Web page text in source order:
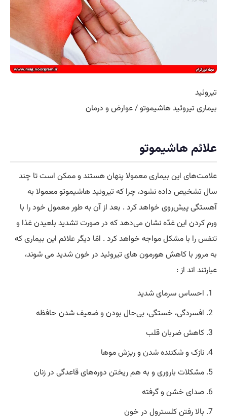
تیروئید
بیماری تیروئید هاشیموتو / عوارض و درمان
علائم هاشیموتو
علامت‌های این بیماری معمولا پنهان هستند و ممکن است تا چند
سال تشخیص داده نشود، چرا که تیروئید هاشیموتو معمولا به
آهستگی پیش‌روی خواهد کرد . بعد از آن به طور معمول خود را با
ورم کردن این غدّه نشان می‌دهد که در صورت تشدید بلعیدن غذا و
تنفس را با مشکل مواجه خواهد کرد . امّا دیگر علائم این بیماری که
به مرور با کاهش هورمون‌ های تیروئید در خون شدید می‌ شوند،
عبارتند اند از :
احساس سرمای شدید
افسردگی، خستگی، بی‌حال بودن و ضعیف شدن حافظه
کاهش ضربان قلب
نازک و شکننده شدن و ریزش موها
مشکلات باروری و به هم ریختن دوره‌های قاعدگی در زنان
صدای خشن و گرفته
بالا رفتن کلسترول در خون